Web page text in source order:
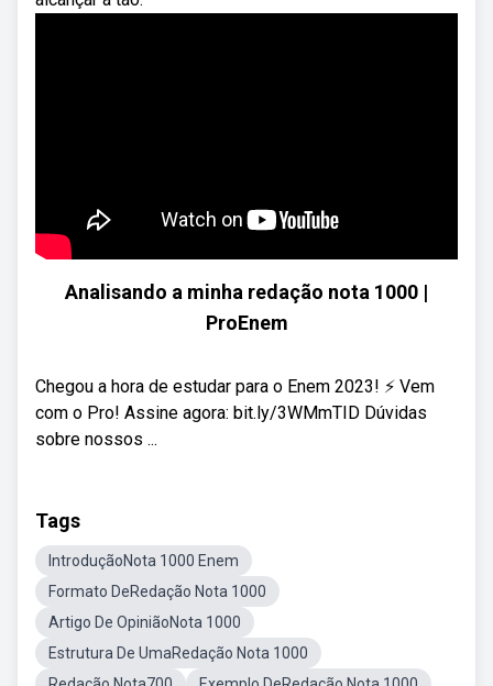
Analisando a minha redação nota 1000 |
ProEnem
Chegou a hora de estudar para o Enem 2023! ⚡ Vem
com o Pro! Assine agora: bit.ly/3WMmTID Dúvidas
sobre nossos ...
Tags
IntroduçãoNota 1000 Enem
Formato DeRedação Nota 1000
Artigo De OpiniãoNota 1000
Estrutura De UmaRedação Nota 1000